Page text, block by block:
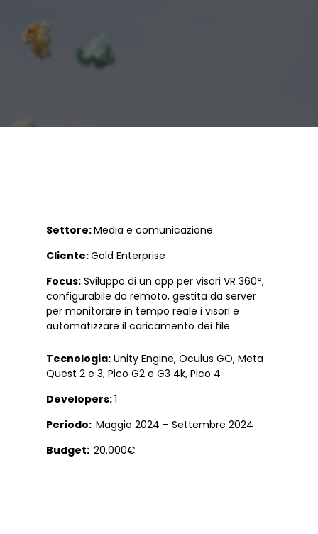
Settore:Media e comunicazione
Cliente:Gold Enterprise
Focus: Sviluppo di un app per visori VR 360°,
configurabile da remoto, gestita da server
per monitorare in tempo reale i visori e
automatizzare il caricamento dei file
Tecnologia: Unity Engine, Oculus GO, Meta
Quest 2 e 3, Pico G2 e G3 4k, Pico 4
Developers:1
Periodo: Maggio 2024 – Settembre 2024
Budget: 20.000€